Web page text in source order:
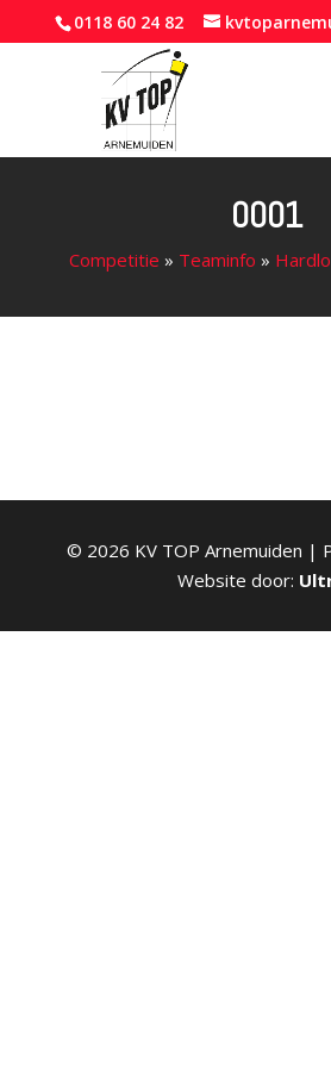
0118 60 24 82
0001
Competitie » Teaminfo »
© 2026 KV TOP Arnemuiden |
Website door: